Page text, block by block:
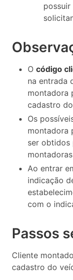
possuir
O código
na entrada
montadora
cadastro
Os
montadora
ser obtidos
Ao entrar
indicação
com o
Passos
Cliente
cadastro do